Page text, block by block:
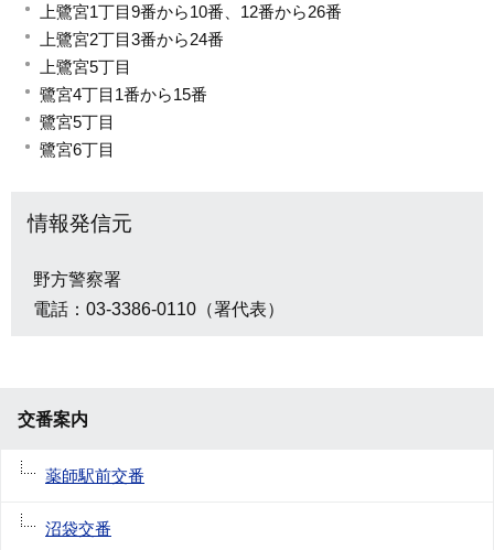
上鷺宮1丁目9番から10番、12番から26番
上鷺宮2丁目3番から24番
上鷺宮5丁目
鷺宮4丁目1番から15番
鷺宮5丁目
鷺宮6丁目
情報発信元
野方警察署
電話：03-3386-0110（署代表）
交番案内
薬師駅前交番
沼袋交番